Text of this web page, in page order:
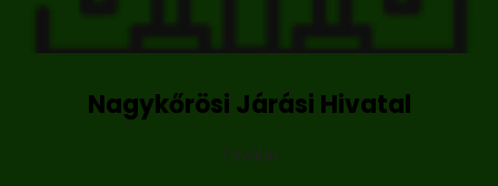
Nagykőrösi Járási Hivatal
Tovább